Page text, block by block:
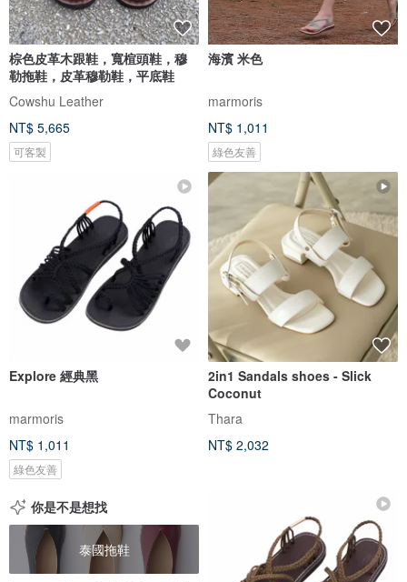
棕色皮革木跟鞋，寬楦頭鞋，穆
勒拖鞋，皮革穆勒鞋，平底鞋
Cowshu Leather
NT$ 5,665
可客製
海濱 米色
marmoris
NT$ 1,011
綠色友善
Explore 經典黑
marmoris
NT$ 1,011
綠色友善
2in1 Sandals shoes - Slick
Coconut
Thara
NT$ 2,032
你是不是想找
泰國拖鞋